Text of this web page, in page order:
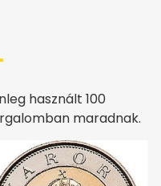
használt 100
maradnak.